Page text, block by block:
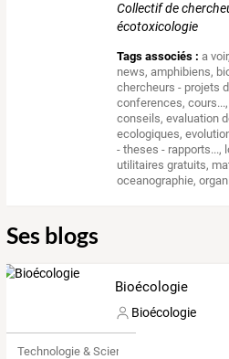
Collectif de
écotoxicologie
Tags associés : a voir
news,amphibiens,
chercheurs - projets
conferences,cours...
conseils,evaluation
ecologiques,
- theses - rapports...,
utilitaires gratuits,
oceanographie,
Ses blogs
Bioécologie
Bioécologie
Technologie & Science